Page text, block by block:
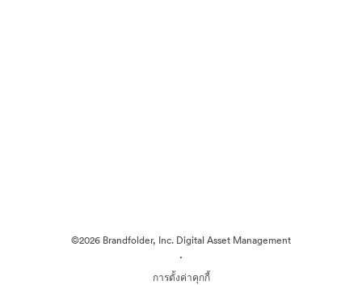
©2026 Brandfolder, Inc. Digital Asset Management
·
การตั้งค่าคุกกี้